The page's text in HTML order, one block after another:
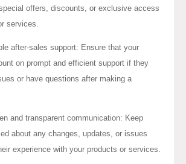
offers, discounts, or exclusive access
services.
after-sales support: Ensure that your
on prompt and efficient support if they
or have questions after making a
and transparent communication: Keep
about any changes, updates, or issues
experience with your products or services.